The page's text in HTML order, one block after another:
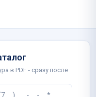
в PDF - сразу после